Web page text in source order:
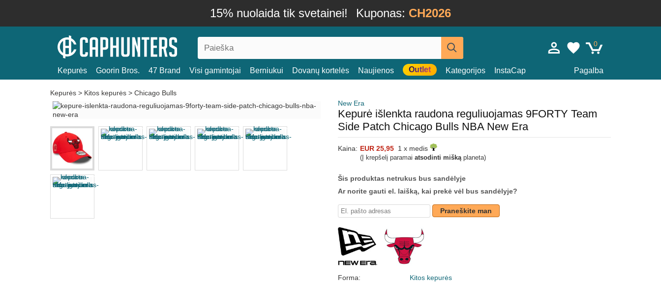
15% nuolaida tik svetainei! Kuponas: CH2026
0
Kepurės Goorin Bros. 47 Brand Visi gamintojai Berniukui Dovanų kortelės Naujienos Outlet Kategorijos InstaCap Pagalba
Kepurės > Kitos kepurės > Chicago Bulls
New Era
Kepurė išlenkta raudona reguliuojamas 9FORTY Team
Side Patch Chicago Bulls NBA New Era
Kaina: EUR 25,95 1 x medis
(Į krepšelį paramai atsodinti miškąplaneta)
Šis produktas netrukus bus sandėlyje
Ar norite gauti el. laišką, kai prekė vėl bus sandėlyje?
Praneškite man
Forma:
Kitos kepurės